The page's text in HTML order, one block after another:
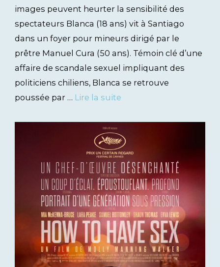
images peuvent heurter la sensibilité des
spectateurs Blanca (18 ans) vit à Santiago
dans un foyer pour mineurs dirigé par le
prêtre Manuel Cura (50 ans). Témoin clé d’une
affaire de scandale sexuel impliquant des
politiciens chiliens, Blanca se retrouve
poussée par … Lire la suite